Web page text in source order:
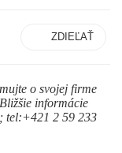
ZDIEĽAŤ
o svojej firme
informácie
; tel:+421 2 59 233